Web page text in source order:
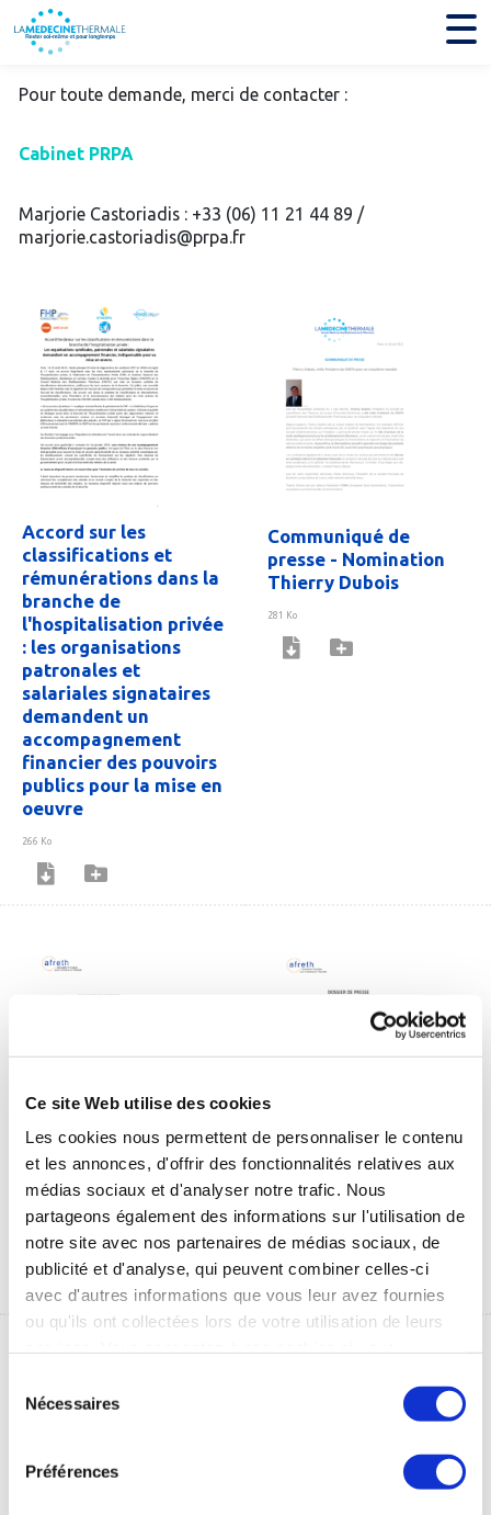
Ce site Web utilise des cookies
Les cookies nous permettent de personnaliser le contenu
et les annonces, d'offrir des fonctionnalités relatives aux
médias sociaux et d'analyser notre trafic. Nous
partageons également des informations sur l'utilisation de
notre site avec nos partenaires de médias sociaux, de
publicité et d'analyse, qui peuvent combiner celles-ci
avec d'autres informations que vous leur avez fournies
ou qu'ils ont collectées lors de votre utilisation de leurs
Nécessaires
Préférences
Pour toute demande, merci de contacter :
Cabinet PRPA
Marjorie Castoriadis : +33 (06) 11 21 44 89 /
marjorie.castoriadis@prpa.fr
Accord sur les
classifications et
rémunérations dans la
branche de
l'hospitalisation privée
: les organisations
patronales et
salariales signataires
demandent un
accompagnement
financier des pouvoirs
publics pour la mise en
oeuvre
266 Ko
Communiqué de
presse - Nomination
Thierry Dubois
281 Ko
Communiqué de
presse
Thermes&Veines
1 Mo
Communiqué de
presse SPECTH